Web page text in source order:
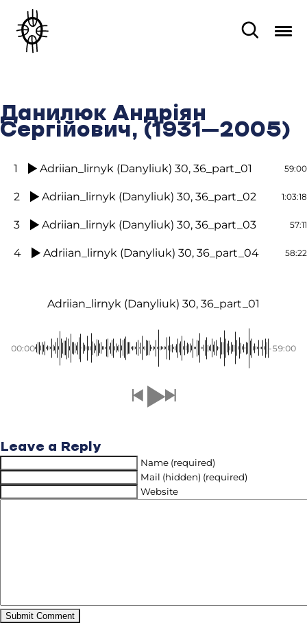
Данилюк Андріян
Сергійович, (1931–2005)
1 Adriian_lirnyk (Danyliuk) 30, 36_part_01 59:00
2 Adriian_lirnyk (Danyliuk) 30, 36_part_02 1:03:18
3 Adriian_lirnyk (Danyliuk) 30, 36_part_03 57:11
4 Adriian_lirnyk (Danyliuk) 30, 36_part_04 58:22
Adriian_lirnyk (Danyliuk) 30, 36_part_01
00:00 -59:00
Leave a Reply
Name (required)
Mail (hidden) (required)
Website